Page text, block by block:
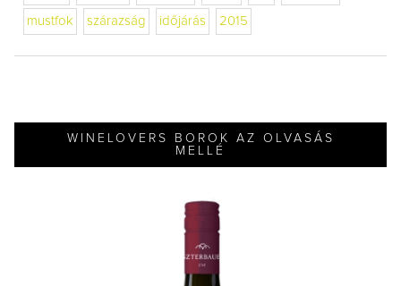
mustfok szárazság időjárás 2015
WINELOVERS BOROK AZ OLVASÁS
MELLÉ